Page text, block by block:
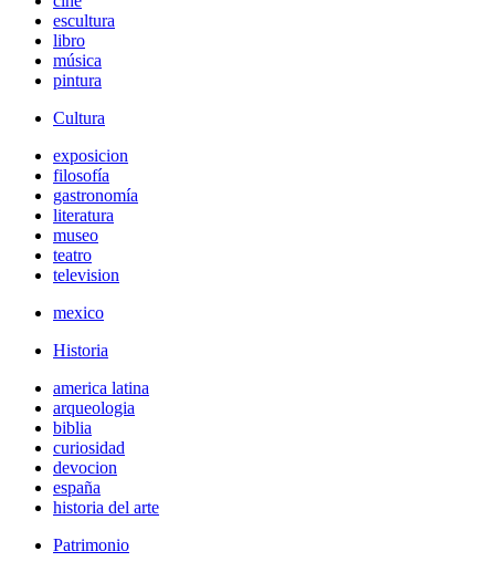
escultura
libro
música
pintura
Cultura
exposicion
filosofía
gastronomía
literatura
museo
teatro
television
mexico
Historia
america latina
arqueologia
biblia
curiosidad
devocion
españa
historia del arte
Patrimonio